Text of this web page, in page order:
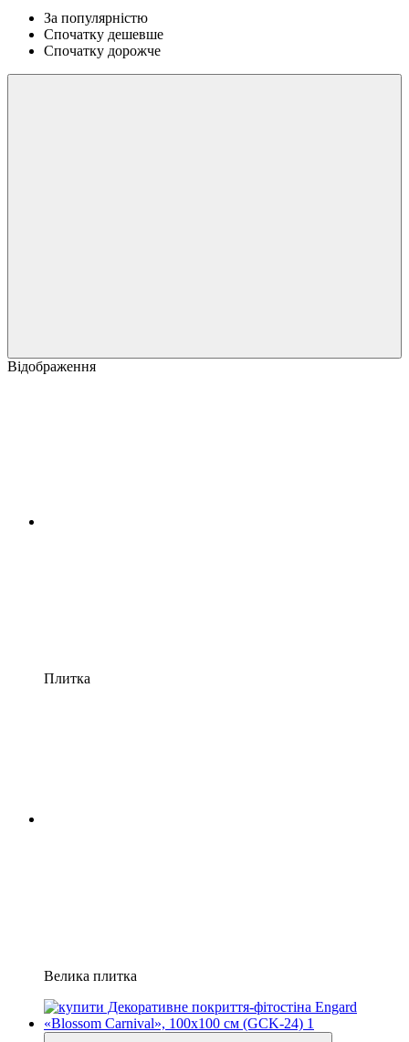
За популярністю
Спочатку дешевше
Спочатку дорожче
Відображення
Плитка
Велика плитка